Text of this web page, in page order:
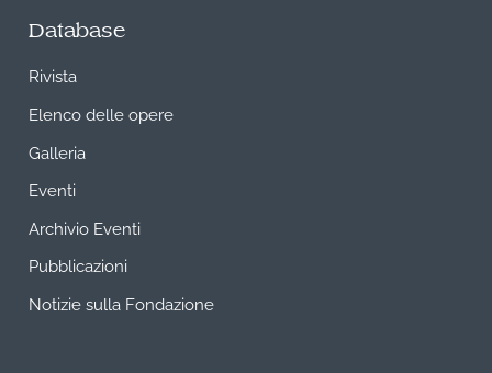
Database
Rivista
Elenco delle opere
Galleria
Eventi
Archivio Eventi
Pubblicazioni
Notizie sulla Fondazione